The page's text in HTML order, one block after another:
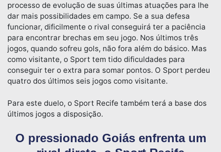
processo de evolução de suas últimas atuações para lhe
dar mais possibilidades em campo. Se a sua defesa
funcionar, dificilmente o rival conseguirá ter a paciência
para encontrar brechas em seu jogo. Nos últimos três
jogos, quando sofreu gols, não fora além do básico. Mas
como visitante, o Sport tem tido dificuldades para
conseguir ter o extra para somar pontos. O Sport perdeu
quatro dos últimos seis jogos como visitante.
Para este duelo, o Sport Recife também terá a base dos
últimos jogos a disposição.
O pressionado Goiás enfrenta um